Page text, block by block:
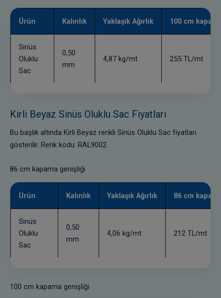
Ürün Kalınlık Yaklaşık Ağırlık 100 cm
Sinüs
Oluklu
Sac
0,50
mm
4,87 kg/mt 255 TL/mt
Kirli Beyaz Sinüs Oluklu Sac Fiyatları
Bu başlık altında Kirli Beyaz renkli Sinüs Oluklu Sac fiyatları
gösterilir. Renk kodu: RAL9002.
86 cm kapama genişliği
Ürün Kalınlık Yaklaşık Ağırlık 86 cm
Sinüs
Oluklu
Sac
0,50
mm
4,06 kg/mt 212 TL/mt
100 cm kapama genişliği